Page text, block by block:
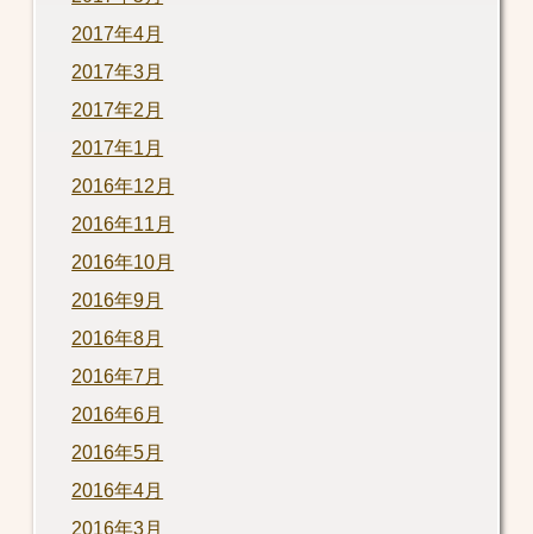
2017年4月
2017年3月
2017年2月
2017年1月
2016年12月
2016年11月
2016年10月
2016年9月
2016年8月
2016年7月
2016年6月
2016年5月
2016年4月
2016年3月